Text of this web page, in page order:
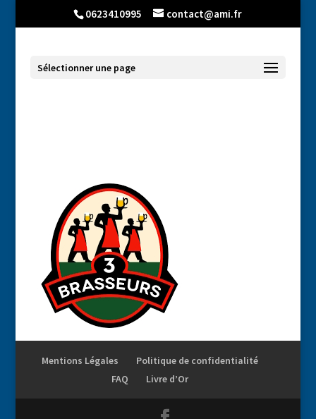
0623410995 contact@ami.fr
Sélectionner une page
Mentions Légales
Politique de confidentialité
FAQ
Livre d’Or